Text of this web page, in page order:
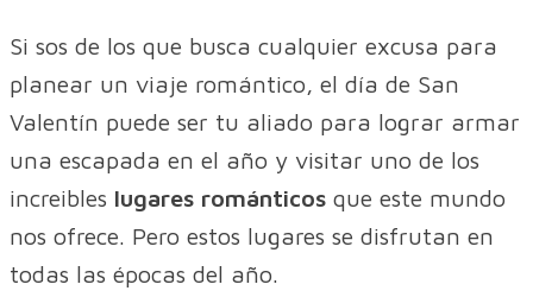
Si sos de los que busca cualquier excusa para
planear un viaje romántico, el día de San
Valentín puede ser tu aliado para lograr armar
una escapada en el año y visitar uno de los
increibles lugares románticos que este mundo
nos ofrece. Pero estos lugares se disfrutan en
todas las épocas del año.